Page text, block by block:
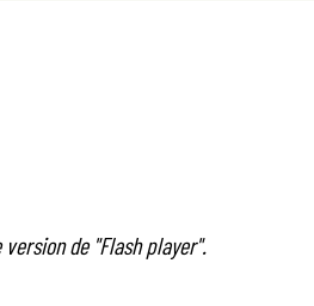
de "Flash player".